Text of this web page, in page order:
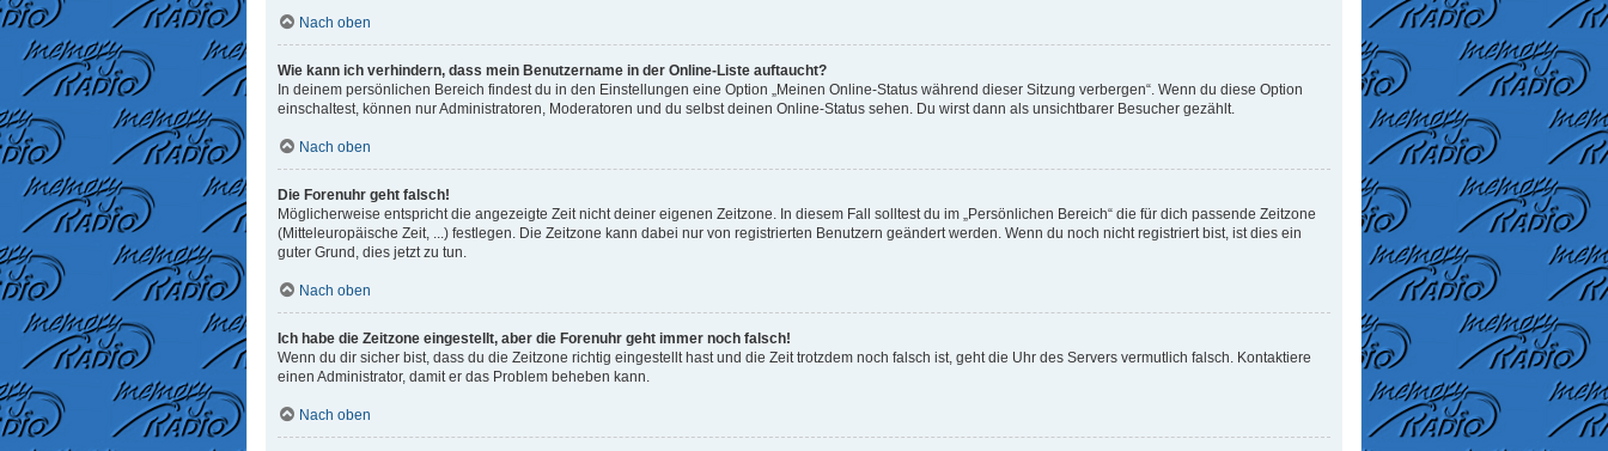
Nach oben
Wie kann ich verhindern, dass mein Benutzername in der Online-Liste auftaucht?
In deinem persönlichen Bereich findest du in den Einstellungen eine Option „Meinen Online-Status während dieser Sitzung verbergen“. Wenn du diese Option
einschaltest, können nur Administratoren, Moderatoren und du selbst deinen Online-Status sehen. Du wirst dann als unsichtbarer Besucher gezählt.
Nach oben
Die Forenuhr geht falsch!
Möglicherweise entspricht die angezeigte Zeit nicht deiner eigenen Zeitzone. In diesem Fall solltest du im „Persönlichen Bereich“ die für dich passende Zeitzone
(Mitteleuropäische Zeit, ...) festlegen. Die Zeitzone kann dabei nur von registrierten Benutzern geändert werden. Wenn du noch nicht registriert bist, ist dies ein
guter Grund, dies jetzt zu tun.
Nach oben
Ich habe die Zeitzone eingestellt, aber die Forenuhr geht immer noch falsch!
Wenn du dir sicher bist, dass du die Zeitzone richtig eingestellt hast und die Zeit trotzdem noch falsch ist, geht die Uhr des Servers vermutlich falsch. Kontaktiere
einen Administrator, damit er das Problem beheben kann.
Nach oben